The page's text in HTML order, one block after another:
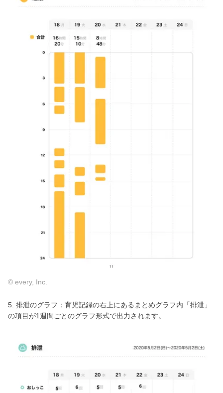
© every, Inc.
5. 排泄のグラフ：育児記録の右上にあるまとめグラフ内「排泄」
の項目が1週間ごとのグラフ形式で出力されます。